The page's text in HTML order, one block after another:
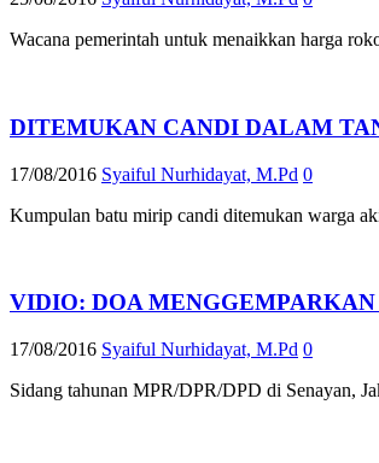
Wacana pemerintah untuk menaikkan harga
DITEMUKAN CANDI DALAM
17/08/2016 Syaiful Nurhidayat, M.Pd 0
Kumpulan batu mirip candi ditemukan warga
VIDIO: DOA
17/08/2016 Syaiful Nurhidayat, M.Pd 0
Sidang tahunan MPR/DPR/DPD di Senayan,